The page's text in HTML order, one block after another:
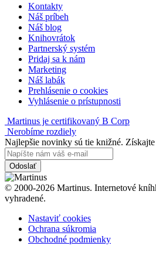
Kontakty
Náš príbeh
Náš blog
Knihovrátok
Partnerský systém
Pridaj sa k nám
Marketing
Náš labák
Prehlásenie o cookies
Vyhlásenie o prístupnosti
Martinus je certifikovaný B Corp
Nerobíme rozdiely
Najlepšie novinky sú tie knižné.
Odoslať
© 2000-2026 Martinus. Internetové
vyhradené.
Nastaviť cookies
Ochrana súkromia
Obchodné podmienky